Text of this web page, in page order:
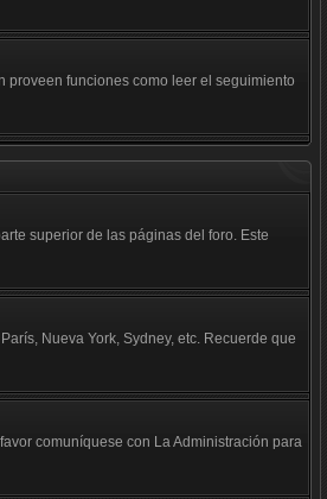
proveen funciones como leer el seguimiento
superior de las páginas del foro. Este
Nueva York, Sydney, etc. Recuerde que
comuníquese con La Administración para